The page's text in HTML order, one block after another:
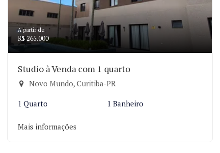
A partir de:
R$ 265.000
Studio à Venda com 1 quarto
Novo Mundo, Curitiba-PR
1 Quarto 1 Banheiro
Mais informações